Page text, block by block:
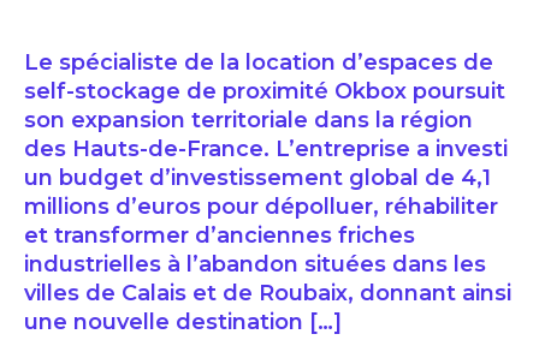
Le spécialiste de la location d’espaces de
self-stockage de proximité Okbox poursuit
son expansion territoriale dans la région
des Hauts-de-France. L’entreprise a investi
un budget d’investissement global de 4,1
millions d’euros pour dépolluer, réhabiliter
et transformer d’anciennes friches
industrielles à l’abandon situées dans les
villes de Calais et de Roubaix, donnant ainsi
une nouvelle destination […]